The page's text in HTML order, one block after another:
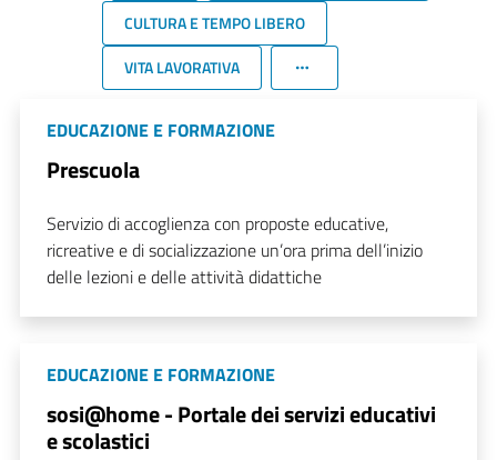
CULTURA E TEMPO LIBERO
VITA LAVORATIVA
EDUCAZIONE E FORMAZIONE
Prescuola
Servizio di accoglienza con proposte educative,
ricreative e di socializzazione un’ora prima dell’inizio
delle lezioni e delle attività didattiche
EDUCAZIONE E FORMAZIONE
sosi@home - Portale dei servizi educativi
e scolastici